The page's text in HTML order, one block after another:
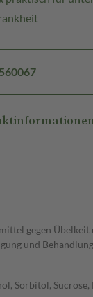
gegen Übelkeit
und
Sorbitol, Sucrose,